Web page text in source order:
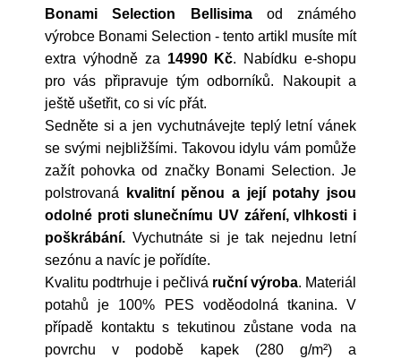
Bonami Selection Bellisimaod známého
výrobce Bonami Selection - tento artikl musíte mít
extra výhodně za 14990 Kč. Nabídku e-shopu
pro vás připravuje tým odborníků. Nakoupit a
ještě ušetřit, co si víc přát.
Sedněte si a jen vychutnávejte teplý letní vánek
se svými nejbližšími. Takovou idylu vám pomůže
zažít pohovka od značky Bonami Selection. Je
polstrovaná
kvalitní pěnou a její potahy jsou
odolné proti slunečnímu UV záření, vlhkosti i
poškrábání. Vychutnáte si je tak nejednu letní
sezónu a navíc je pořídíte.
Kvalitu podtrhuje i pečlivá ruční výroba. Materiál
potahů je 100% PES voděodolná tkanina. V
případě kontaktu s tekutinou zůstane voda na
povrchu v podobě kapek (280 g/m²) a